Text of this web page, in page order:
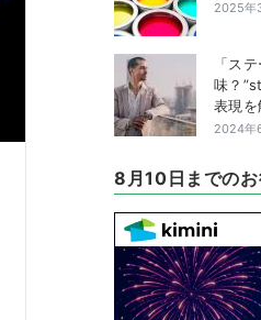
2025年
「ス
味？
表現を
2024年
8月10日までの